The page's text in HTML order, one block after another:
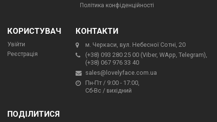
Політика конфіденційності
КОРИСТУВАЧ
Увійти
Реєстрація
КОНТАКТИ
м. Черкаси, вул. Небесної Сотні, 20
(+38) 093 280 25 00 (Viber, WApp, Telegram),
(+38) 067 976 33 40
sales@lovelyface.com.ua
Пн-Пт / 9:00 - 17:00,
Сб-Вс / вихідний
ПОДІЛИТИСЯ